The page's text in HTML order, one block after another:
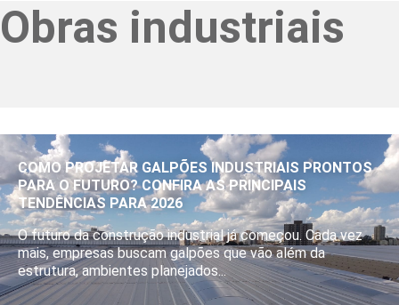
Obras industriais
COMO PROJETAR GALPÕES INDUSTRIAIS PRONTOS
PARA O FUTURO? CONFIRA AS PRINCIPAIS
TENDÊNCIAS PARA 2026
O futuro da construção industrial já começou. Cada vez
mais, empresas buscam galpões que vão além da
estrutura, ambientes planejados...